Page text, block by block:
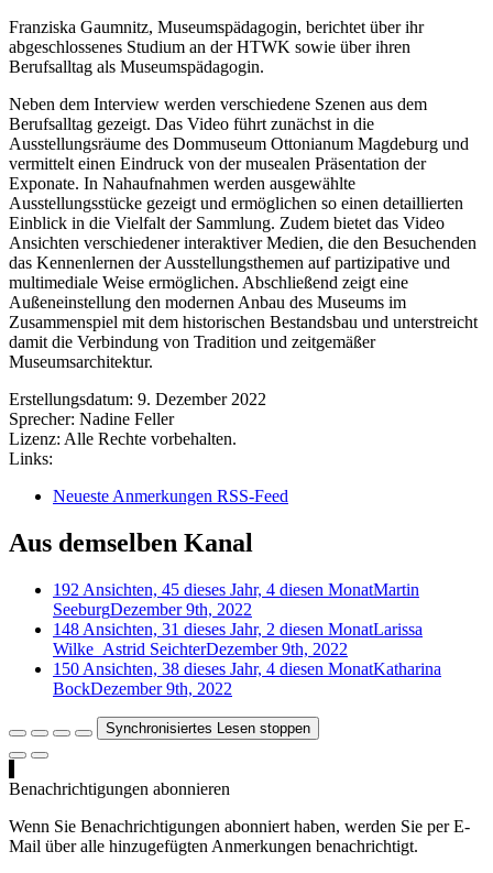
Franziska Gaumnitz, Museumspädagogin, berichtet über ihr
abgeschlossenes Studium an der HTWK sowie über ihren
Berufsalltag als Museumspädagogin.
Neben dem Interview werden verschiedene Szenen aus dem
Berufsalltag gezeigt. Das Video führt zunächst in die
Ausstellungsräume des Dommuseum Ottonianum Magdeburg und
vermittelt einen Eindruck von der musealen Präsentation der
Exponate. In Nahaufnahmen werden ausgewählte
Ausstellungsstücke gezeigt und ermöglichen so einen detaillierten
Einblick in die Vielfalt der Sammlung. Zudem bietet das Video
Ansichten verschiedener interaktiver Medien, die den Besuchenden
das Kennenlernen der Ausstellungsthemen auf partizipative und
multimediale Weise ermöglichen. Abschließend zeigt eine
Außeneinstellung den modernen Anbau des Museums im
Zusammenspiel mit dem historischen Bestandsbau und unterstreicht
damit die Verbindung von Tradition und zeitgemäßer
Museumsarchitektur.
Erstellungsdatum: 9. Dezember 2022
Sprecher: Nadine Feller
Lizenz: Alle Rechte vorbehalten.
Links:
Neueste Anmerkungen RSS-Feed
Aus demselben Kanal
192 Ansichten, 45 dieses Jahr, 4 diesen MonatMartin
SeeburgDezember 9th, 2022
148 Ansichten, 31 dieses Jahr, 2 diesen MonatLarissa
Wilke_Astrid SeichterDezember 9th, 2022
150 Ansichten, 38 dieses Jahr, 4 diesen MonatKatharina
BockDezember 9th, 2022
Synchronisiertes Lesen stoppen
Benachrichtigungen abonnieren
Wenn Sie Benachrichtigungen abonniert haben, werden Sie per E-
Mail über alle hinzugefügten Anmerkungen benachrichtigt.